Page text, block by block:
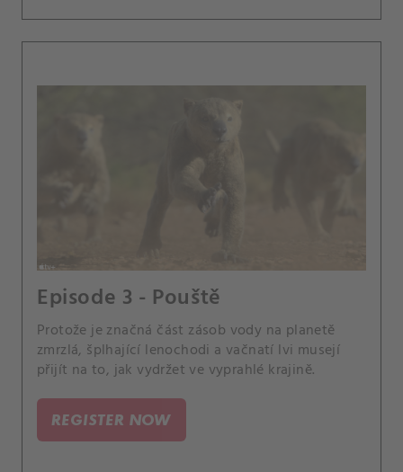
Episode 3 - Pouště
Protože je značná část zásob vody na planetě
zmrzlá, šplhající lenochodi a vačnatí lvi musejí
přijít na to, jak vydržet ve vyprahlé krajině.
REGISTER NOW